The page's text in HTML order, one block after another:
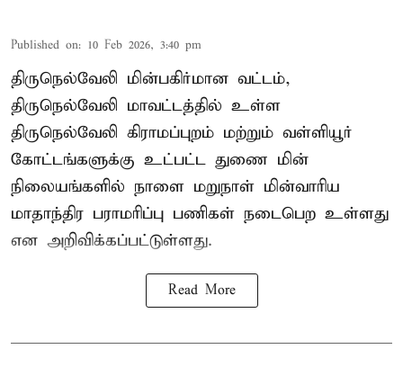
Published on: 10 Feb 2026, 3:40 pm
திருநெல்வேலி மின்பகிர்மான வட்டம்,
திருநெல்வேலி மாவட்டத்தில் உள்ள
திருநெல்வேலி கிராமப்புறம் மற்றும் வள்ளியூர்
கோட்டங்களுக்கு உட்பட்ட துணை மின்
நிலையங்களில் நாளை மறுநாள் மின்வாரிய
மாதாந்திர பராமரிப்பு பணிகள் நடைபெற உள்ளது
என அறிவிக்கப்பட்டுள்ளது.
Read More